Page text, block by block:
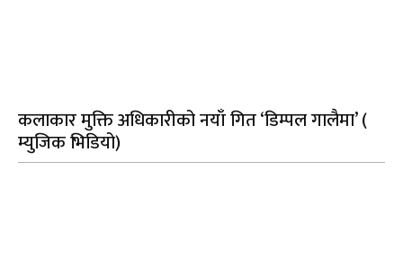
कलाकार मुक्ति अधिकारीको नयाँ गित ‘डिम्पल गालैमा’ (
म्युजिक भिडियो)